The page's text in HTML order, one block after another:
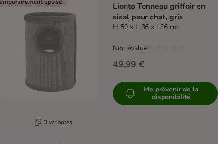
épuisé.
3 variantes
Lionto Tonneau griffoir en
sisal pour chat, gris
H 50 x L 36 x l 36 cm
49,99 €
Non évalué
Me prévenir de la
disponibilité